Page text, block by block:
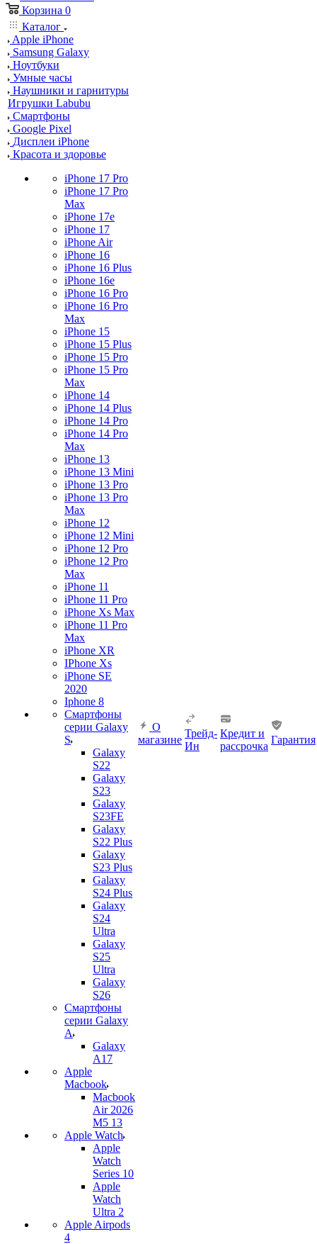
Корзина 0
Каталог
Apple iPhone
Samsung Galaxy
Ноутбуки
Умные часы
Наушники и гарнитуры
Игрушки Labubu
Смартфоны
Google Pixel
Дисплеи iPhone
Красота и здоровье
iPhone 17 Pro
iPhone 17 Pro
Max
iPhone 17e
iPhone 17
iPhone Air
iPhone 16
iPhone 16 Plus
iPhone 16e
iPhone 16 Pro
iPhone 16 Pro
Max
iPhone 15
iPhone 15 Plus
iPhone 15 Pro
iPhone 15 Pro
Max
iPhone 14
iPhone 14 Plus
iPhone 14 Pro
iPhone 14 Pro
Max
iPhone 13
iPhone 13 Mini
iPhone 13 Pro
iPhone 13 Pro
Max
iPhone 12
iPhone 12 Mini
iPhone 12 Pro
iPhone 12 Pro
Max
iPhone 11
iPhone 11 Pro
iPhone Xs Max
iPhone 11 Pro
Max
iPhone XR
IPhone Xs
iPhone SE
2020
Iphone 8
Смартфоны
серии Galaxy
S
Galaxy
S22
Galaxy
S23
Galaxy
S23FE
Galaxy
S22 Plus
Galaxy
S23 Plus
Galaxy
S24 Plus
Galaxy
S24
Ultra
Galaxy
S25
Ultra
Galaxy
S26
Смартфоны
серии Galaxy
A
Galaxy
A17
Apple
Macbook
Macbook
Air 2026
M5 13
Apple Watch
Apple
Watch
Series 10
Apple
Watch
Ultra 2
Apple Airpods
4
О
магазине
Трейд-
Ин
Кредит и
рассрочка
Гарантия